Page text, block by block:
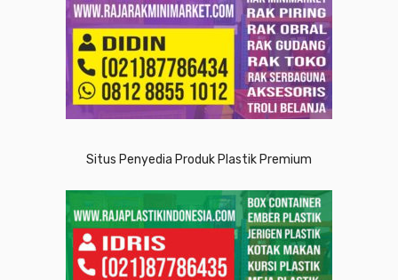
Situs Penyedia Produk Plastik Premium